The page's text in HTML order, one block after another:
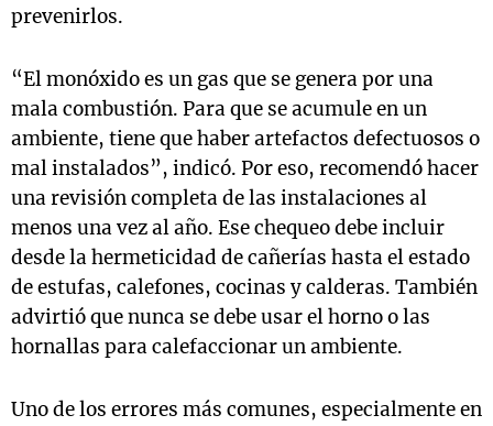
prevenirlos.
“El monóxido es un gas que se genera por una
mala combustión. Para que se acumule en un
ambiente, tiene que haber artefactos defectuosos o
mal instalados”, indicó. Por eso, recomendó hacer
una revisión completa de las instalaciones al
menos una vez al año. Ese chequeo debe incluir
desde la hermeticidad de cañerías hasta el estado
de estufas, calefones, cocinas y calderas. También
advirtió que nunca se debe usar el horno o las
hornallas para calefaccionar un ambiente.
Uno de los errores más comunes, especialmente en